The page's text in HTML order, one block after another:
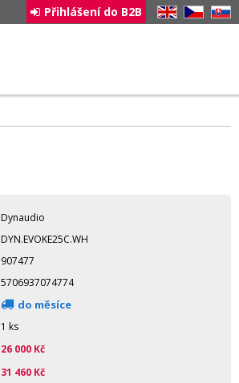
EN CZ SK
Přihlášení do B2B
Dynaudio
DYN.EVOKE25C.WH
907477
5706937074774
do měsíce
1 ks
26 000 Kč
31 460 Kč